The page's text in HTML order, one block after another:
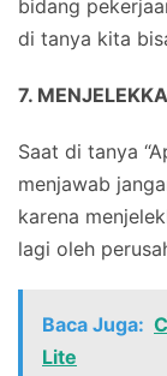
bidang
di tanya kita
7.
Saat di tanya
menjawab
karena
lagi oleh
Baca Juga:
Lite